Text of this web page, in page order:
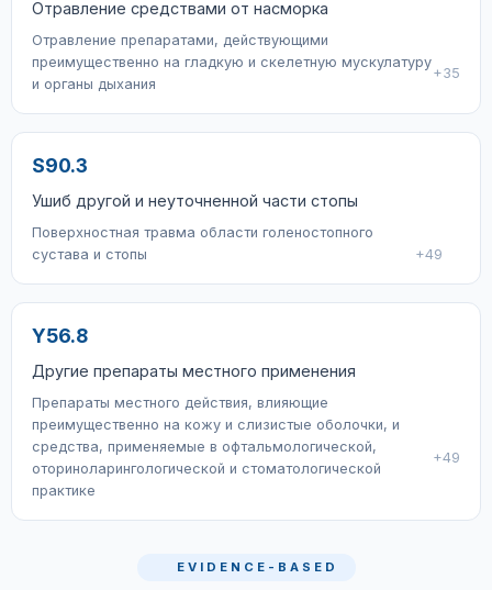
Отравление средствами от насморка
Отравление препаратами, действующими
преимущественно на гладкую и скелетную мускулатуру
и органы дыхания
+35
S90.3
Ушиб другой и неуточненной части стопы
Поверхностная травма области голеностопного
сустава и стопы
+49
Y56.8
Другие препараты местного применения
Препараты местного действия, влияющие
преимущественно на кожу и слизистые оболочки, и
средства, применяемые в офтальмологической,
оториноларингологической и стоматологической
практике
+49
EVIDENCE-BASED